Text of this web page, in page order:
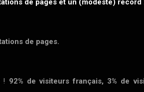
de pages et un (modeste)
de pages.
! 92% de visiteurs français, 3% de